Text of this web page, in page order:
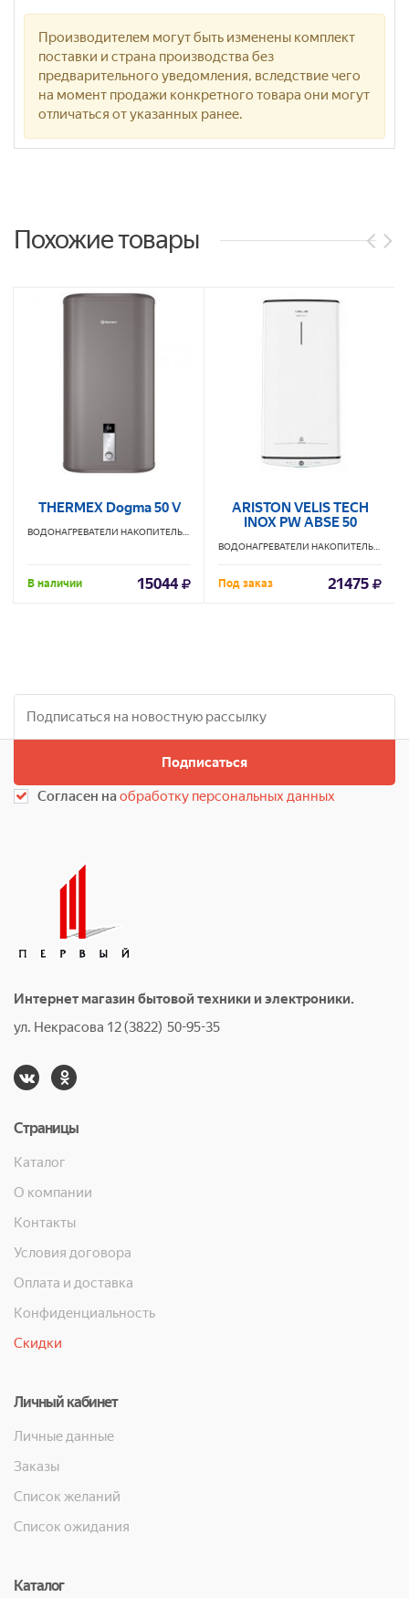
Производителем могут быть изменены комплект
поставки и страна производства без
предварительного уведомления, вследствие чего
на момент продажи конкретного товара они могут
отличаться от указанных ранее.
Похожие товары
THERMEX Dogma 50 V
В наличии 15044
ARISTON VELIS TECH
INOX PW ABSE 50
Под заказ 21475
Подписаться
Согласен наобработку персональных данных
Интернет магазин бытовой техники и электроники.
ул. Некрасова 12 (3822) 50-95-35
Страницы
Каталог
О компании
Контакты
Условия договора
Оплата и доставка
Конфиденциальность
Скидки
Личный кабинет
Личные данные
Заказы
Список желаний
Список ожидания
Каталог